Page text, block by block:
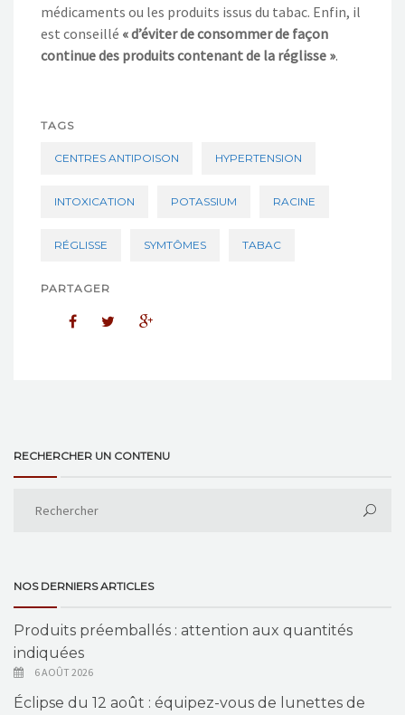
médicaments ou les produits issus du tabac. Enfin, il
est conseillé «d’éviter de consommer de façon
continuedes produits contenant de la réglisse ».
TAGS
CENTRES ANTIPOISON HYPERTENSION
INTOXICATION POTASSIUM RACINE
RÉGLISSE SYMTÔMES TABAC
PARTAGER
RECHERCHER UN CONTENU
NOS DERNIERS ARTICLES
Produits préemballés : attention aux quantités
indiquées
6 AOÛT 2026
Éclipse du 12 août : équipez-vous de lunettes de